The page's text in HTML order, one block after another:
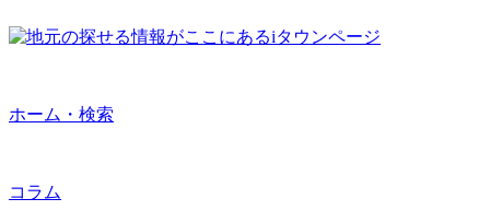
ホーム・検索
コラム